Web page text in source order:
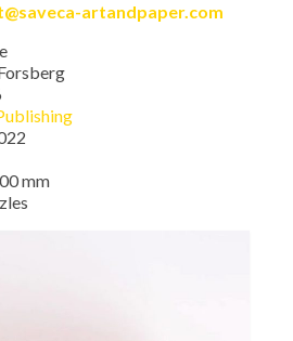
artandpaper.com
mm